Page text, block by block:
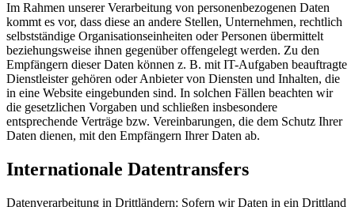
Im Rahmen unserer Verarbeitung von personenbezogenen Daten
kommt es vor, dass diese an andere Stellen, Unternehmen, rechtlich
selbstständige Organisationseinheiten oder Personen übermittelt
beziehungsweise ihnen gegenüber offengelegt werden. Zu den
Empfängern dieser Daten können z. B. mit IT-Aufgaben beauftragte
Dienstleister gehören oder Anbieter von Diensten und Inhalten, die
in eine Website eingebunden sind. In solchen Fällen beachten wir
die gesetzlichen Vorgaben und schließen insbesondere
entsprechende Verträge bzw. Vereinbarungen, die dem Schutz Ihrer
Daten dienen, mit den Empfängern Ihrer Daten ab.
Internationale Datentransfers
Datenverarbeitung in Drittländern: Sofern wir Daten in ein Drittland